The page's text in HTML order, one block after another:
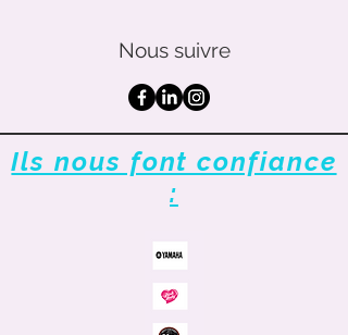
Nous suivre
Ils nous font confiance
: